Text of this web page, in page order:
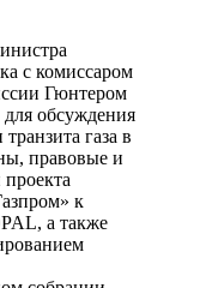
с комиссаром
Гюнтером
обсуждения
газа в
правовые и
проекта
к
а также